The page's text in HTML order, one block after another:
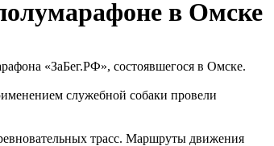
в Омске
«ЗаБег.РФ», состоявшегося в Омске.
служебной собаки провели
трасс. Маршруты движения